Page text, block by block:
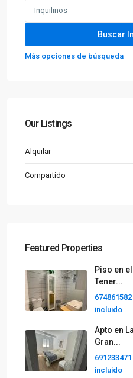
Inquilinos
Más opciones de búsqueda
Our Listings
Alquilar
Compartido
Featured Properties
Piso en
Tener...
incluido
Apto en
Gran...
691233471
incluido